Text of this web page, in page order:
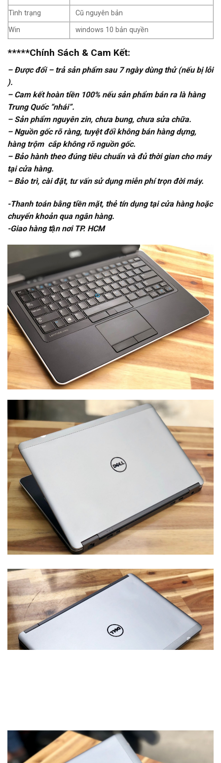
Tình trạng
Cũ nguyên bản
Win
windows 10 bản quyền
*****Chính Sách & Cam Kết:
– Được đổi – trả sản phẩm sau 7 ngày dùng thử (nếu bị lỗi
).
– Cam kết hoàn tiền 100% nếu sản phẩm bán ra là hàng
Trung Quốc “nhái”.
– Sản phẩm nguyên zin, chưa bung, chưa sửa chữa.
– Nguồn gốc rõ ràng, tuyệt đối không bán hàng dựng,
hàng trộm cắp không rõ nguồn gốc.
– Bảo hành theo đúng tiêu chuẩn và đủ thời gian cho máy
tại cửa hàng.
– Bảo trì, cài đặt, tư vấn sử dụng miễn phí trọn đời máy.
-Thanh toán bằng tiền mặt, thẻ tín dụng tại cửa hàng hoặc
chuyển khoản qua ngân hàng.
-Giao hàng tận nơi TP. HCM